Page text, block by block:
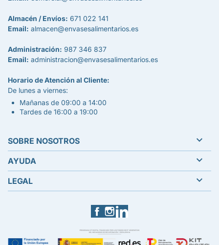
Facebook
Almacén / Envíos: 671 022 141
Email: almacen@envasesalimentarios.es
Administración: 987 346 837
Email: administracion@envasesalimentarios.es
Horario de Atención al Cliente:
De lunes a viernes:
Mañanas de 09:00 a 14:00
Tardes de 16:00 a 19:00
SOBRE NOSOTROS 
AYUDA 
LEGAL 